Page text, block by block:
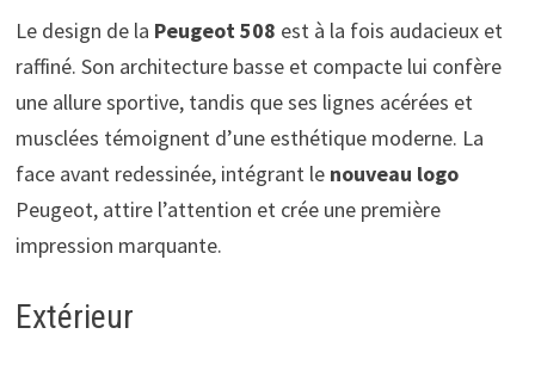
Le design de la Peugeot 508 est à la fois audacieux et
raffiné. Son architecture basse et compacte lui confère
une allure sportive, tandis que ses lignes acérées et
musclées témoignent d’une esthétique moderne. La
face avant redessinée, intégrant le nouveau logo
Peugeot, attire l’attention et crée une première
impression marquante.
Extérieur